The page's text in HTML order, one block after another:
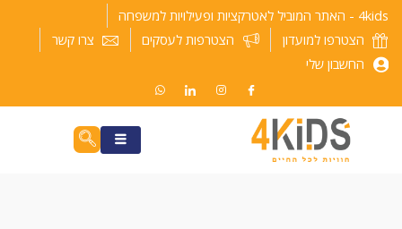
דילוג
לתוכן
4kids - האתר המוביל לאטרקציות ופעילויות למשפחה
הצטרפו למועדון
הצטרפות לעסקים
צרו קשר
החשבון שלי